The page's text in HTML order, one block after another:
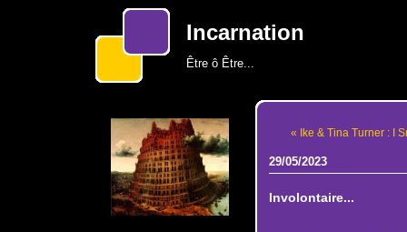
Incarnation
Être ô Être...
« Ike & Tina Turner : I
29/05/2023
Involontaire...